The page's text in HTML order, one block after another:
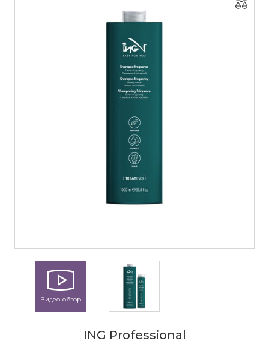
Видео-обзор
ING Professional